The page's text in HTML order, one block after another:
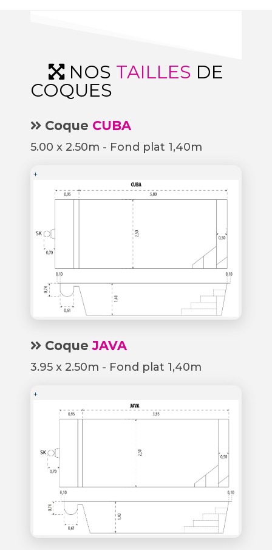
NOS TAILLES DE
COQUES
Coque CUBA
5.00 x 2.50m - Fond plat 1,40m
+
CoqueJAVA
3.95 x 2.50m - Fond plat 1,40m
+